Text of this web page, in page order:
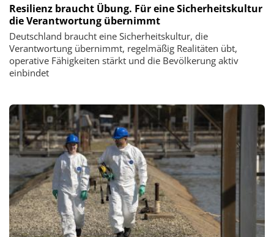
Resilienz braucht Übung. Für eine Sicherheitskultur
die Verantwortung übernimmt
Deutschland braucht eine Sicherheitskultur, die
Verantwortung übernimmt, regelmäßig Realitäten übt,
operative Fähigkeiten stärkt und die Bevölkerung aktiv
einbindet